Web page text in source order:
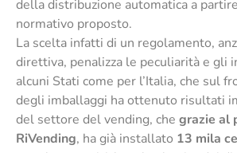
della distribuzione automatica a
normativo proposto.
La scelta infatti di un regolamento,
direttiva, penalizza le peculiarità e gli
alcuni Stati come per l’Italia, che sul
degli imballaggi ha ottenuto risultati
del settore del vending, che grazie al
RiVending, ha già installato 13 mila